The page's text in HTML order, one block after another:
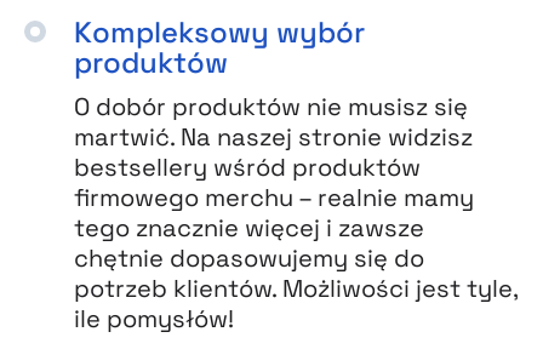
Kompleksowy wybór
produktów
O dobór produktów nie musisz się
martwić. Na naszej stronie widzisz
bestsellery wśród produktów
firmowego merchu – realnie mamy
tego znacznie więcej i zawsze
chętnie dopasowujemy się do
potrzeb klientów. Możliwości jest tyle,
ile pomysłów!